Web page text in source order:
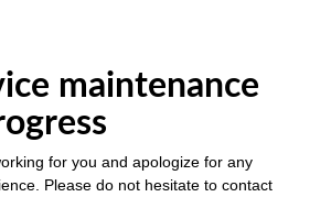
maintenance
for you and apologize for any
Please do not hesitate to contact